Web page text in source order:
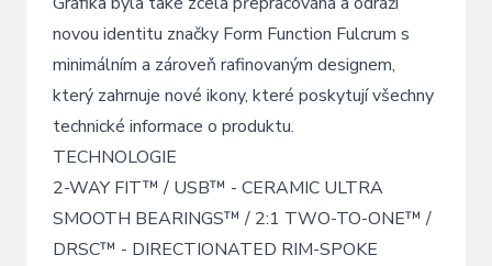
novou identitu značky Form Function Fulcrum s
minimálním a zároveň rafinovaným designem,
který zahrnuje nové ikony, které poskytují všechny
technické informace o produktu.
TECHNOLOGIE
2-WAY FIT™ / USB™ - CERAMIC ULTRA
SMOOTH BEARINGS™ / 2:1 TWO-TO-ONE™ /
DRSC™ - DIRECTIONATED RIM-SPOKE